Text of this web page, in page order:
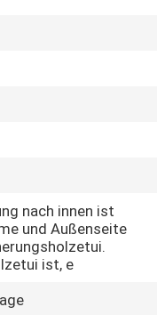
nach innen ist
und Außenseite
ist, e